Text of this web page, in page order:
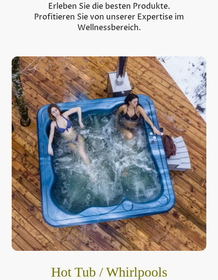
Erleben Sie die besten Produkte.
Profitieren Sie von unserer Expertise im
Wellnessbereich.
Hot Tub / Whirlpools